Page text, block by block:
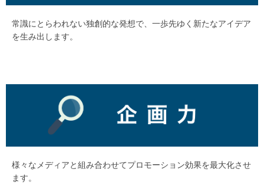
常識にとらわれない独創的な発想で、一歩先ゆく新たなアイデア
を生み出します。
様々なメディアと組み合わせてプロモーション効果を最大化させ
ます。